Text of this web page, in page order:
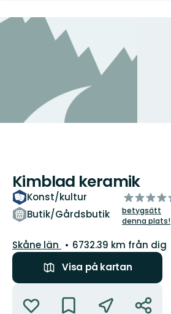
Kimblad keramik
Konst/kultur
Butik/Gårdsbutik
av
5
stjärnor
betygsätt
denna plats!
Län:
Skåne län
6732.39 km från dig
Visa på kartan